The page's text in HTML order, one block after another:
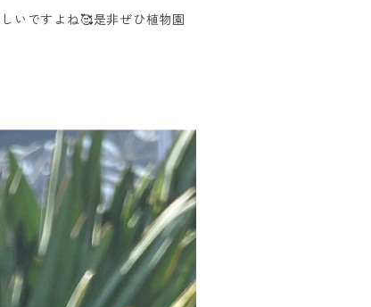
いですよね🥰是非ぜひ植物園